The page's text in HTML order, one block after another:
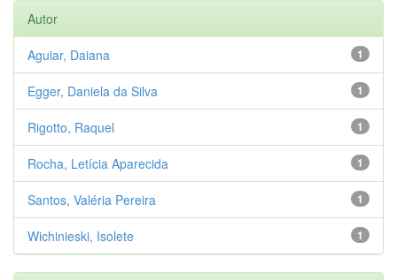
Autor
1
Aguiar, Daiana
1
Egger, Daniela da Silva
1
Rigotto, Raquel
1
Rocha, Letícia Aparecida
1
Santos, Valéria Pereira
1
Wichinieski, Isolete